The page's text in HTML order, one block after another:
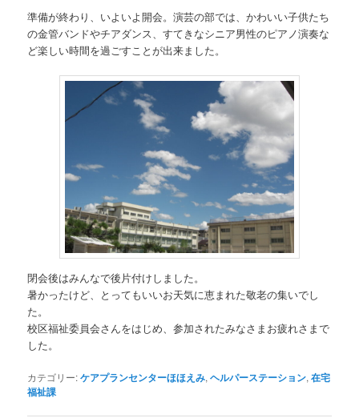
準備が終わり、いよいよ開会。演芸の部では、かわいい子供たち
の金管バンドやチアダンス、すてきなシニア男性のピアノ演奏な
ど楽しい時間を過ごすことが出来ました。
閉会後はみんなで後片付けしました。
暑かったけど、とってもいいお天気に恵まれた敬老の集いでし
た。
校区福祉委員会さんをはじめ、参加されたみなさまお疲れさまで
した。
カテゴリー:ケアプランセンターほほえみ,ヘルパーステーション,在宅
福祉課